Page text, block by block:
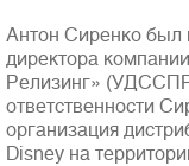
Антон Сиренко был
директора
Релизинг»
ответственности
организация
Disney на